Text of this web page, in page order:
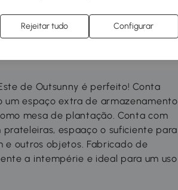
mobiliário de exterior
um churrasco e desfrute ao
Outsunny, os seus eventos e
de Outsunny é perfeito! Conta
um espaço extra de armazenamento
mesa de plantação. Conta com
espaaço o suficiente para
e outros objetos. Fabricado de
a intempérie e ideal para um uso
Rejeitar tudo Configurar